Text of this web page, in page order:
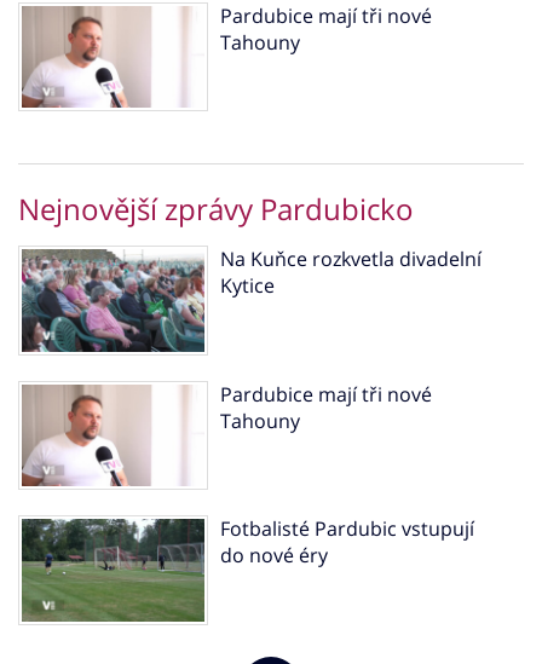
Pardubice mají tři nové
Tahouny
Nejnovější zprávy Pardubicko
Na Kuňce rozkvetla divadelní
Kytice
Pardubice mají tři nové
Tahouny
Fotbalisté Pardubic vstupují
do nové éry